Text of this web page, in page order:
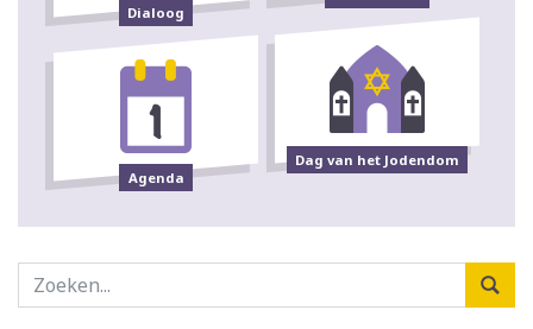
Dialoog
Agenda
Dag van het Jodendom